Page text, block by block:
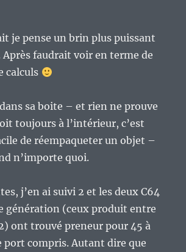
je pense un brin plus puissant
Après faudrait voir en terme de
calculs
sa boite – et rien ne prouve
toujours à l’intérieur, c’est
de réempaqueter un objet –
n’importe quoi.
j’en ai suivi 2 et les deux C64
génération (ceux produit entre
ont trouvé preneur pour 45 à
port compris. Autant dire que